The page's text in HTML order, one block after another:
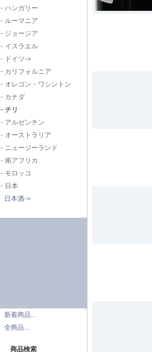
- ハンガリー
- ルーマニア
- ジョージア
- イスラエル
- ドイツ->
- カリフォルニア
- オレゴン・ワシントン
- カナダ
- チリ
- アルゼンチン
- オーストラリア
- ニュージーランド
- 南アフリカ
- モロッコ
- 日本
日本酒->
新着商品...
全商品...
商品検索